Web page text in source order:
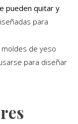
pueden quitar y
para
de yeso
para diseñar